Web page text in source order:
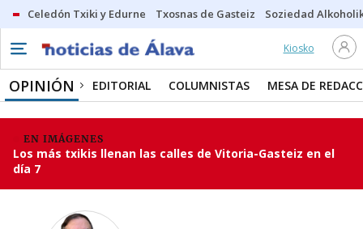
Celedón Txiki y Edurne Txosnas de Gasteiz Soziedad
Kiosko
OPINIÓN EDITORIAL COLUMNISTAS MESA DE
EN IMÁGENES
Los más txikis llenan las calles de Vitoria-Gasteiz en el
día 7